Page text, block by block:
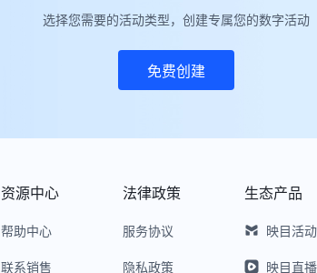
选择您需要的活动类型，创建专属您的数字活动
免费创建
资源中心
帮助中心
联系销售
法律政策
服务协议
隐私政策
生态产品
映目活动
映目直播